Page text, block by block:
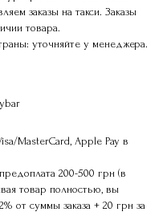
заказы на такси. Заказы
товара.
уточняйте у менеджера.
MasterCard, Apple Pay в
200-500 грн (в
товар полностью, вы
от суммы заказа + 20 грн за